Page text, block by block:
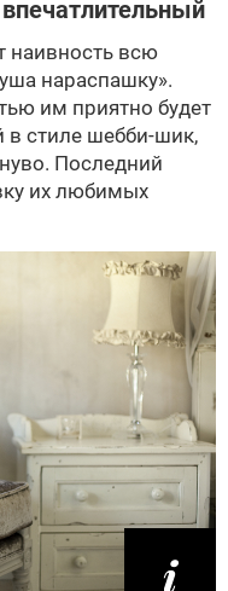
наивность всю
нараспашку».
им приятно будет
в стиле шебби-шик,
Последний
их любимых